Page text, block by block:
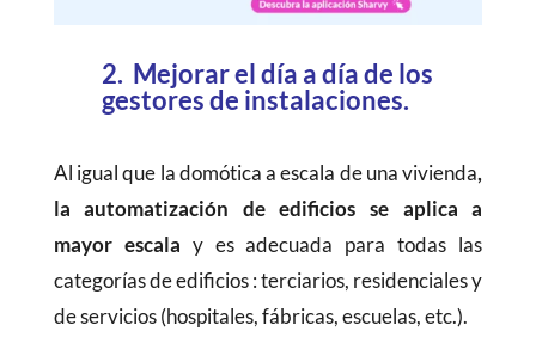
2. Mejorar el día a día de los
gestores de instalaciones.
Al igual que la domótica a escala de una vivienda,
la automatización de edificios se aplica a
mayor escala y es adecuada para todas las
categorías de edificios : terciarios, residenciales y
de servicios (hospitales, fábricas, escuelas, etc.).